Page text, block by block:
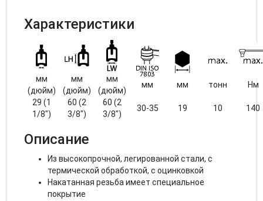
Характеристики
мм
(дюйм)
мм
(дюйм)
мм
(дюйм)
мм мм тонн
Нм
29 (1
1/8")
60 (2
3/8")
60 (2
3/8")
30-35 19 10 140
Описание
Из высокопрочной, легированной стали, с
термической обработкой, с оцинковкой
Накатанная резьба имеет специальное
покрытие